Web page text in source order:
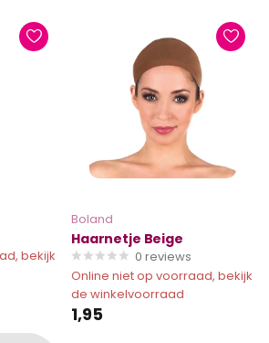
bekijk
Boland
Haarnetje Beige
0 reviews
Online niet op voorraad, bekijk
de winkelvoorraad
1,95